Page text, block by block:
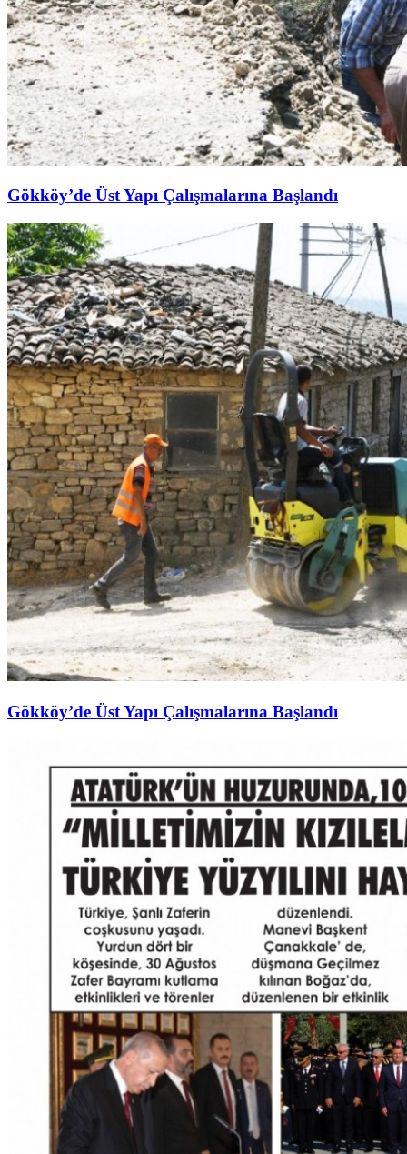
Gökköy’de Üst Yapı Çalışmalarına Başlandı
Gökköy’de Üst Yapı Çalışmalarına Başlandı